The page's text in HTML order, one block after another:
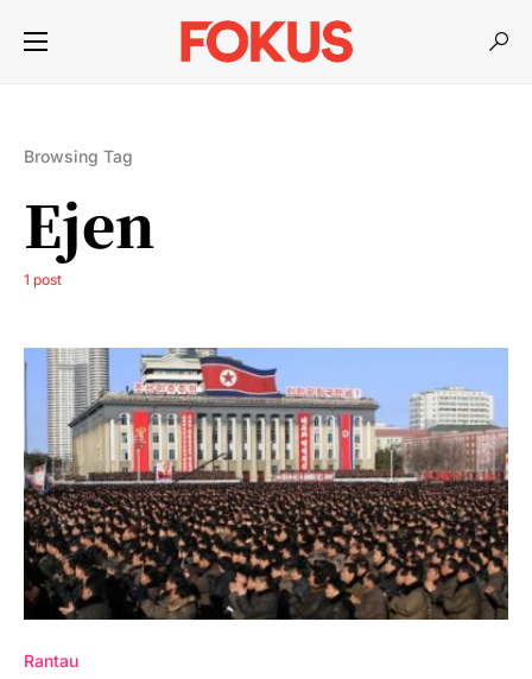
Browsing Tag
Ejen
1 post
Rantau